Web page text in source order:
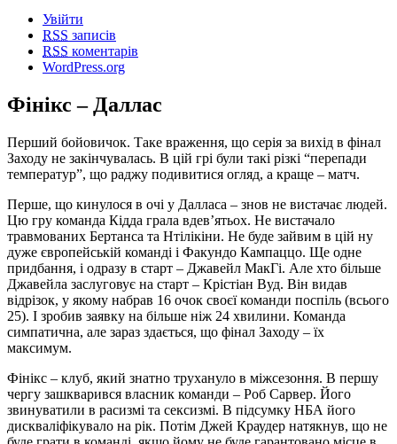
Увійти
RSS записів
RSS коментарів
WordPress.org
Фінікс – Даллас
Перший бойовичок. Таке враження, що серія за вихід в фінал
Заходу не закінчувалась. В цій грі були такі різкі “перепади
температур”, що раджу подивитися огляд, а краще – матч.
Перше, що кинулося в очі у Далласа – знов не вистачає людей.
Цю гру команда Кідда грала вдев’ятьох. Не вистачало
травмованих Бертанса та Нтілікіни. Не буде зайвим в цій ну
дуже європейській команді і Факундо Кампаццо. Ще одне
придбання, і одразу в старт – Джавейл МакГі. Але хто більше
Джавейла заслуговує на старт – Крістіан Вуд. Він видав
відрізок, у якому набрав 16 очок своєї команди поспіль (всього
25). І зробив заявку на більше ніж 24 хвилини. Команда
симпатична, але зараз здається, що фінал Заходу – їх
максимум.
Фінікс – клуб, який знатно трухануло в міжсезоння. В першу
чергу зашкварився власник команди – Роб Сарвер. Його
звинуватили в расизмі та сексизмі. В підсумку НБА його
дискваліфікувало на рік. Потім Джей Краудер натякнув, що не